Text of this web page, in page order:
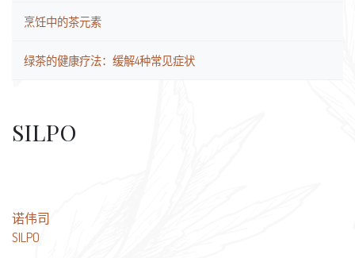
烹饪中的茶元素
绿茶的健康疗法：缓解4种常见症状
SILPO
文
章
诺伟司
SILPO